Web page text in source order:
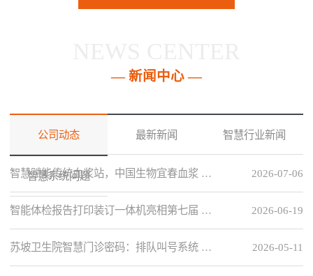
— 新闻中心 —
公司动态 最新新闻 智慧行业新闻
智慧系统问题 2026-07-06
智慧赋能传统血浆站，中国生物宜春血浆 …
2026-06-19
智能体检报告打印装订一体机亮相第七届 …
2026-05-11
苏坡卫生院智慧门诊密码：排队叫号系统 …